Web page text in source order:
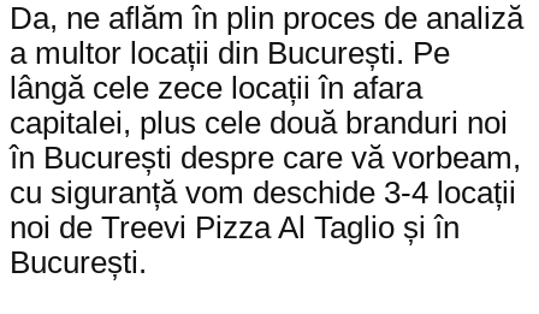
Da, ne aflăm în plin proces de analiză
a multor locații din București. Pe
lângă cele zece locații în afara
capitalei, plus cele două branduri noi
în București despre care vă vorbeam,
cu siguranță vom deschide 3-4 locații
noi de Treevi Pizza Al Taglio și în
București.